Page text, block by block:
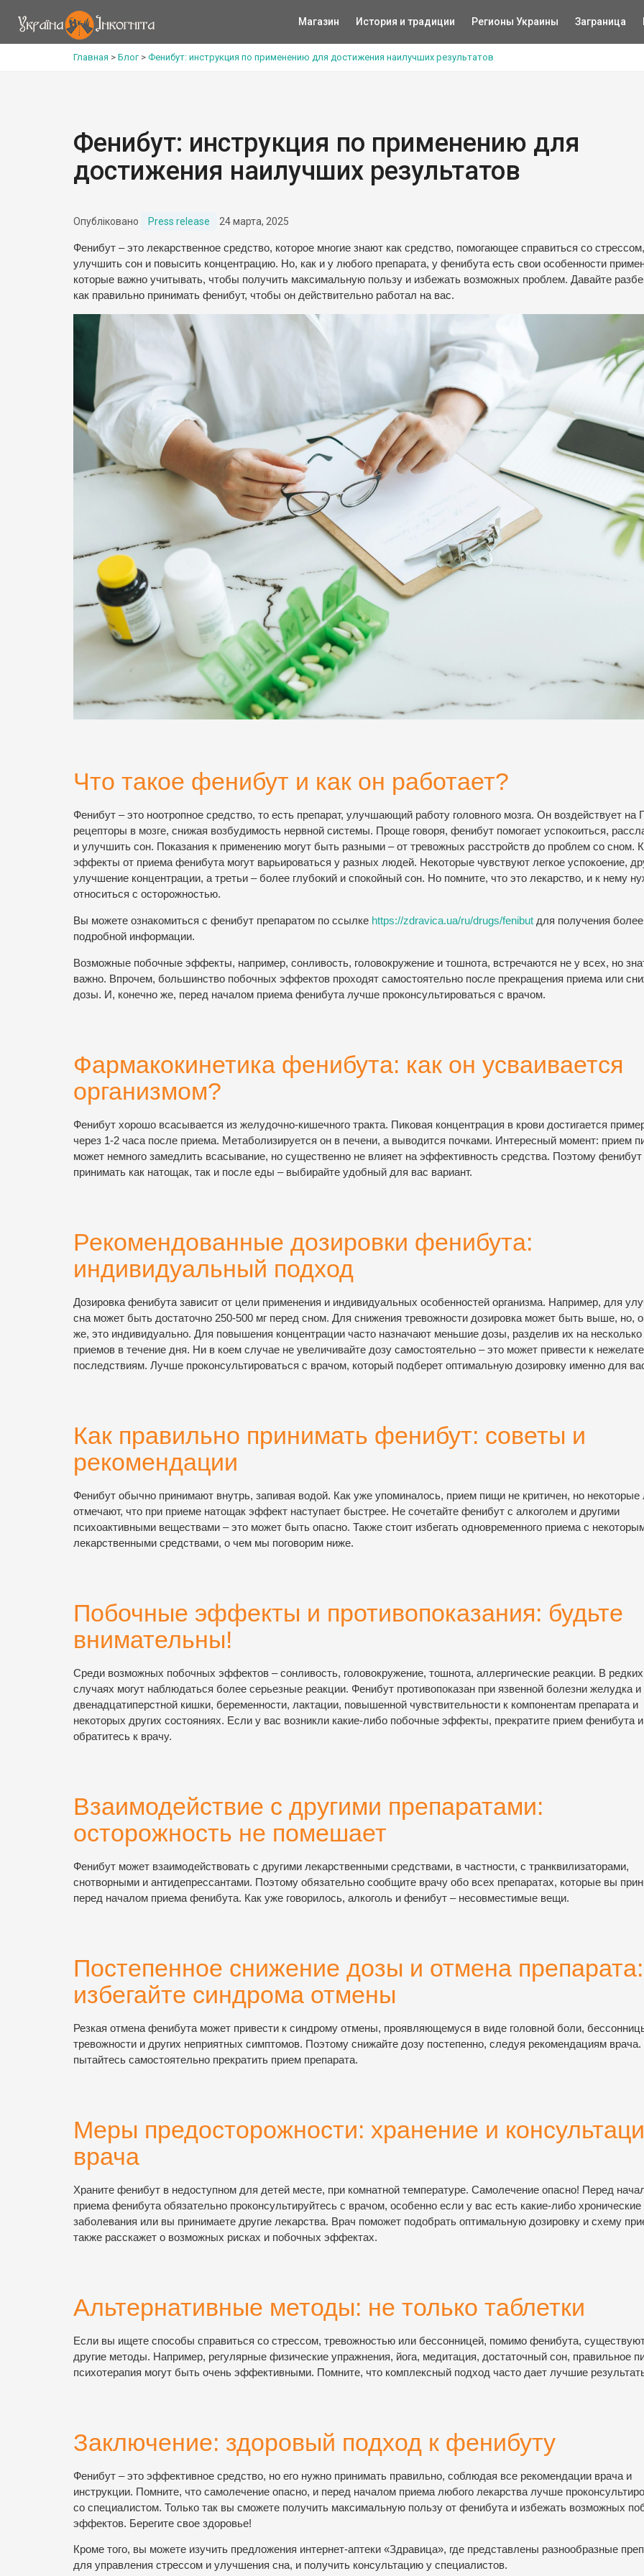
Магазин История и традиции Регионы Украины Заграница
Главная > Блог> Фенибут: инструкция по применению для достижения наилучших результатов
Фенибут: инструкция по применению для
достижения наилучших результатов
Опубліковано Press release 24 марта, 2025
Фенибут – это лекарственное средство, которое многие знают как средство, помогающее справиться со стрессом,
улучшить сон и повысить концентрацию. Но, как и у любого препарата, у фенибута есть свои особенности
которые важно учитывать, чтобы получить максимальную пользу и избежать возможных проблем. Давайте
как правильно принимать фенибут, чтобы он действительно работал на вас.
Что такое фенибут и как он работает?
Фенибут – это ноотропное средство, то есть препарат, улучшающий работу головного мозга. Он воздействует на
рецепторы в мозге, снижая возбудимость нервной системы. Проще говоря, фенибут помогает успокоиться,
и улучшить сон. Показания к применению могут быть разными – от тревожных расстройств до проблем со сном.
эффекты от приема фенибута могут варьироваться у разных людей. Некоторые чувствуют легкое успокоение,
улучшение концентрации, а третьи – более глубокий и спокойный сон. Но помните, что это лекарство, и к нему
относиться с осторожностью.
Вы можете ознакомиться с фенибут препаратом по ссылке https://zdravica.ua/ru/drugs/fenibut для получения более
подробной информации.
Возможные побочные эффекты, например, сонливость, головокружение и тошнота, встречаются не у всех, но
важно. Впрочем, большинство побочных эффектов проходят самостоятельно после прекращения приема или
дозы. И, конечно же, перед началом приема фенибута лучше проконсультироваться с врачом.
Фармакокинетика фенибута: как он усваивается
организмом?
Фенибут хорошо всасывается из желудочно-кишечного тракта. Пиковая концентрация в крови достигается
через 1-2 часа после приема. Метаболизируется он в печени, а выводится почками. Интересный момент: прием
может немного замедлить всасывание, но существенно не влияет на эффективность средства. Поэтому
принимать как натощак, так и после еды – выбирайте удобный для вас вариант.
Рекомендованные дозировки фенибута:
индивидуальный подход
Дозировка фенибута зависит от цели применения и индивидуальных особенностей организма. Например, для
сна может быть достаточно 250-500 мг перед сном. Для снижения тревожности дозировка может быть выше, но,
же, это индивидуально. Для повышения концентрации часто назначают меньшие дозы, разделив их на несколько
приемов в течение дня. Ни в коем случае не увеличивайте дозу самостоятельно – это может привести к
последствиям. Лучше проконсультироваться с врачом, который подберет оптимальную дозировку именно для
Как правильно принимать фенибут: советы и
рекомендации
Фенибут обычно принимают внутрь, запивая водой. Как уже упоминалось, прием пищи не критичен, но
отмечают, что при приеме натощак эффект наступает быстрее. Не сочетайте фенибут с алкоголем и другими
психоактивными веществами – это может быть опасно. Также стоит избегать одновременного приема с
лекарственными средствами, о чем мы поговорим ниже.
Побочные эффекты и противопоказания: будьте
внимательны!
Среди возможных побочных эффектов – сонливость, головокружение, тошнота, аллергические реакции. В редких
случаях могут наблюдаться более серьезные реакции. Фенибут противопоказан при язвенной болезни желудка и
двенадцатиперстной кишки, беременности, лактации, повышенной чувствительности к компонентам препарата и
некоторых других состояниях. Если у вас возникли какие-либо побочные эффекты, прекратите прием фенибута и
обратитесь к врачу.
Взаимодействие с другими препаратами:
осторожность не помешает
Фенибут может взаимодействовать с другими лекарственными средствами, в частности, с транквилизаторами,
снотворными и антидепрессантами. Поэтому обязательно сообщите врачу обо всех препаратах, которые вы
перед началом приема фенибута. Как уже говорилось, алкоголь и фенибут – несовместимые вещи.
Постепенное снижение дозы и отмена препарата:
избегайте синдрома отмены
Резкая отмена фенибута может привести к синдрому отмены, проявляющемуся в виде головной боли,
тревожности и других неприятных симптомов. Поэтому снижайте дозу постепенно, следуя рекомендациям
пытайтесь самостоятельно прекратить прием препарата.
Меры предосторожности: хранение и
врача
Храните фенибут в недоступном для детей месте, при комнатной температуре. Самолечение опасно! Перед
приема фенибута обязательно проконсультируйтесь с врачом, особенно если у вас есть какие-либо хронические
заболевания или вы принимаете другие лекарства. Врач поможет подобрать оптимальную дозировку и схему
также расскажет о возможных рисках и побочных эффектах.
Альтернативные методы: не только таблетки
Если вы ищете способы справиться со стрессом, тревожностью или бессонницей, помимо фенибута,
другие методы. Например, регулярные физические упражнения, йога, медитация, достаточный сон, правильное
психотерапия могут быть очень эффективными. Помните, что комплексный подход часто дает лучшие
Заключение: здоровый подход к фенибуту
Фенибут – это эффективное средство, но его нужно принимать правильно, соблюдая все рекомендации врача и
инструкции. Помните, что самолечение опасно, и перед началом приема любого лекарства лучше
со специалистом. Только так вы сможете получить максимальную пользу от фенибута и избежать возможных
эффектов. Берегите свое здоровье!
Кроме того, вы можете изучить предложения интернет-аптеки «Здравица», где представлены разнообразные
для управления стрессом и улучшения сна, и получить консультацию у специалистов.